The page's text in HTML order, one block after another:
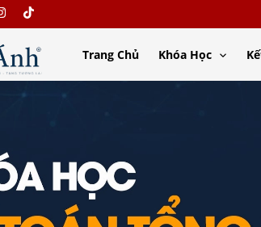
Trang Chủ Khóa Học